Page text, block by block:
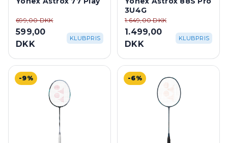
699,00 DKK
599,00
DKK
KLUBPRIS
3U4G
1.649,00 DKK
1.499,00
DKK
KLUBPRIS
-9% -6%